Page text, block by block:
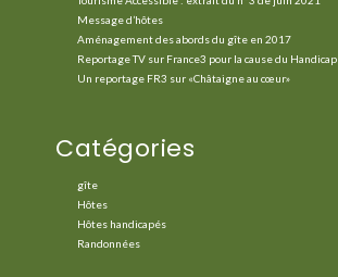
Message d’hôtes
Aménagement des abords du gîte en 2017
Reportage TV sur France3 pour la cause du Handicap
Un reportage FR3 sur «Châtaigne au cœur»
Catégories
gîte
Hôtes
Hôtes handicapés
Randonnées